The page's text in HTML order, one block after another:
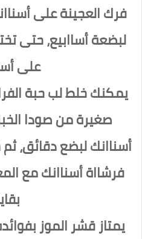
فرك العجينة على
لبضعة أساابيع، حتى
على
يمكنك خلط لب حبة
صغيرة من صودا
أسناانك لبضع
فرشااة أسناانك مع
يمتاز قشر الموز